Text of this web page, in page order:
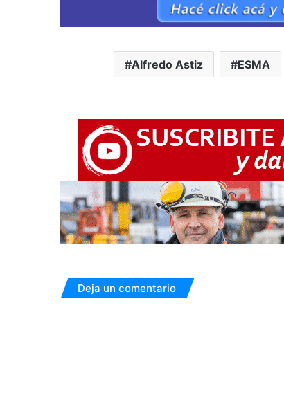
Alfredo Astiz ESMA
Deja un comentario